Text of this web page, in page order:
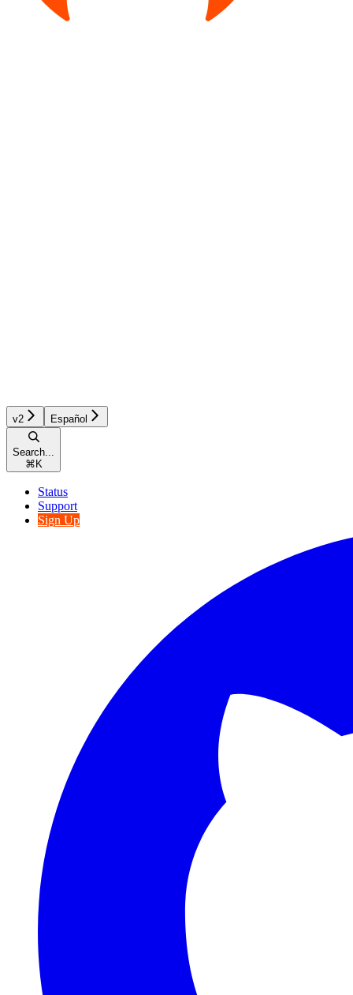
v2 Español
Search...
⌘ K
Status
Support
Sign Up